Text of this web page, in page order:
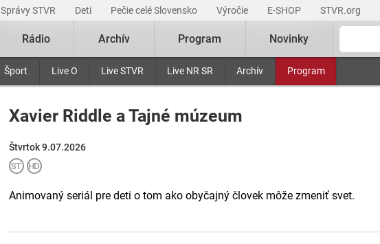
Správy STVR Deti Pečie celé Slovensko Výročie E-SHOP STVR.org
Šport Live O Live STVR Live NR SR Archív Program
Rádio Archív Program Novinky
Xavier Riddle a Tajné múzeum
Štvrtok 9.07.2026
Animovaný seriál pre deti o tom ako obyčajný človek môže zmeniť svet.